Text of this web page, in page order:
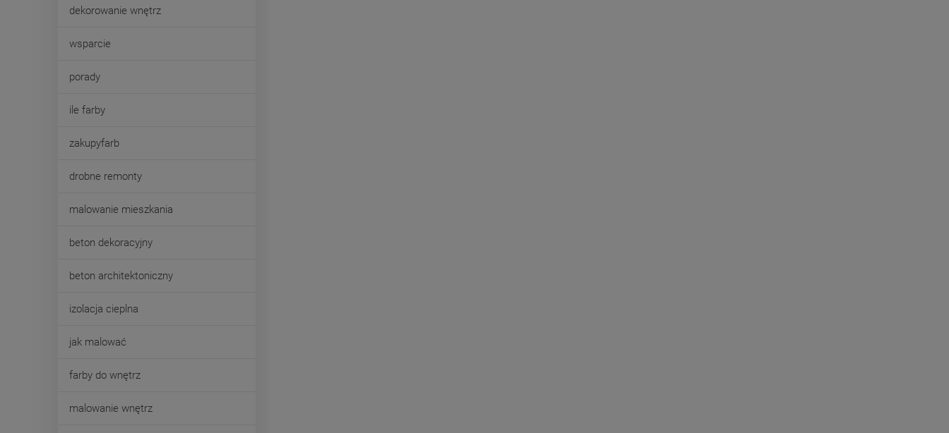
dekorowanie wnętrz
wsparcie
porady
ile farby
zakupyfarb
drobne remonty
malowanie mieszkania
beton dekoracyjny
beton architektoniczny
izolacja cieplna
jak malować
farby do wnętrz
malowanie wnętrz